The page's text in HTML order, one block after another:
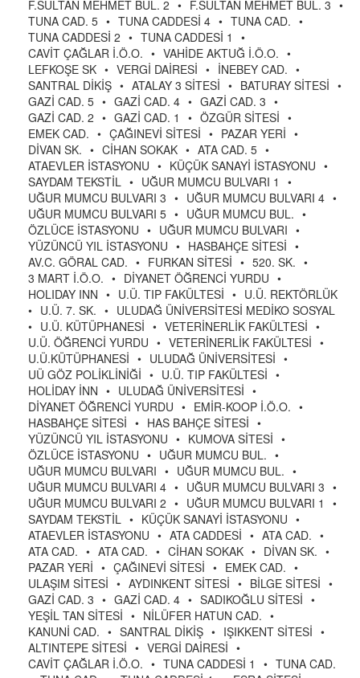
F.SULTAN MEHMET BUL. 2 • F.SULTAN MEHMET BUL. 3 •
TUNA CAD. 5 • TUNA CADDESİ 4 • TUNA CAD. •
TUNA CADDESİ 2 • TUNA CADDESİ 1
•
CAVİT ÇAĞLAR İ.Ö.O. • VAHİDE AKTUĞ İ.Ö.O. •
LEFKOŞE SK • VERGİ DAİRESİ • İNEBEY CAD. •
SANTRAL DİKİŞ • ATALAY 3 SİTESİ • BATURAY SİTESİ •
GAZİ CAD. 5 • GAZİ CAD. 4 • GAZİ CAD. 3 •
GAZİ CAD. 2 • GAZİ CAD. 1 • ÖZGÜR SİTESİ •
EMEK CAD. • ÇAĞINEVİ SİTESİ • PAZAR YERİ •
DİVAN SK. • CİHAN SOKAK • ATA CAD. 5 •
ATAEVLER İSTASYONU • KÜÇÜK SANAYİ İSTASYONU •
SAYDAM TEKSTİL • UĞUR MUMCU BULVARI 1
•
UĞUR MUMCU BULVARI 3 • UĞUR MUMCU BULVARI 4 •
UĞUR MUMCU BULVARI 5 • UĞUR MUMCU BUL. •
ÖZLÜCE İSTASYONU • UĞUR MUMCU BULVARI •
YÜZÜNCÜ YIL İSTASYONU • HASBAHÇE SİTESİ •
AV.C. GÖRAL CAD. • FURKAN SİTESİ • 520. SK. •
3 MART İ.Ö.O. • DİYANET ÖĞRENCİ YURDU •
HOLIDAY INN • U.Ü. TIP FAKÜLTESİ • U.Ü. REKTÖRLÜK
• U.Ü. 7. SK. • ULUDAĞ ÜNİVERSİTESİ MEDİKO SOSYAL
• U.Ü. KÜTÜPHANESİ • VETERİNERLİK FAKÜLTESİ •
U.Ü. ÖĞRENCİ YURDU • VETERİNERLİK FAKÜLTESİ •
U.Ü.KÜTÜPHANESİ • ULUDAĞ ÜNİVERSİTESİ •
UÜ GÖZ POLİKLİNİĞİ • U.Ü. TIP FAKÜLTESİ •
HOLİDAY İNN • ULUDAĞ ÜNİVERSİTESİ •
DİYANET ÖĞRENCİ YURDU • EMİR-KOOP İ.Ö.O. •
HASBAHÇE SİTESİ • HAS BAHÇE SİTESİ •
YÜZÜNCÜ YIL İSTASYONU • KUMOVA SİTESİ •
ÖZLÜCE İSTASYONU • UĞUR MUMCU BUL. •
UĞUR MUMCU BULVARI • UĞUR MUMCU BUL. •
UĞUR MUMCU BULVARI 4 • UĞUR MUMCU BULVARI 3 •
UĞUR MUMCU BULVARI 2 • UĞUR MUMCU BULVARI 1
•
SAYDAM TEKSTİL • KÜÇÜK SANAYİ İSTASYONU •
ATAEVLER İSTASYONU • ATA CADDESİ • ATA CAD. •
ATA CAD. • ATA CAD. • CİHAN SOKAK • DİVAN SK. •
PAZAR YERİ • ÇAĞINEVİ SİTESİ • EMEK CAD. •
ULAŞIM SİTESİ • AYDINKENT SİTESİ • BİLGE SİTESİ •
GAZİ CAD. 3 • GAZİ CAD. 4 • SADIKOĞLU SİTESİ •
YEŞİL TAN SİTESİ • NİLÜFER HATUN CAD. •
KANUNİ CAD. • SANTRAL DİKİŞ • IŞIKKENT SİTESİ •
ALTINTEPE SİTESİ • VERGİ DAİRESİ •
CAVİT ÇAĞLAR İ.Ö.O. • TUNA CADDESİ 1 • TUNA CAD.